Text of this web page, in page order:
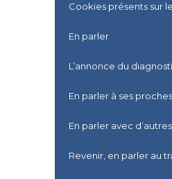
Cookies présents sur
En parler
L’annonce du
En parler à ses proches
En parler avec
Revenir, en parler au